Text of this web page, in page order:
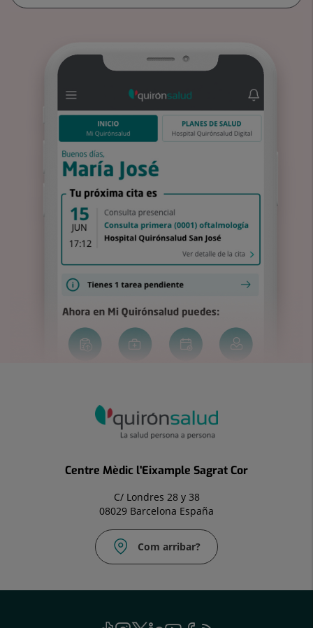
Centre Mèdic l'Eixample Sagrat Cor
C/ Londres 28 y 38
08029 Barcelona España
Com arribar?